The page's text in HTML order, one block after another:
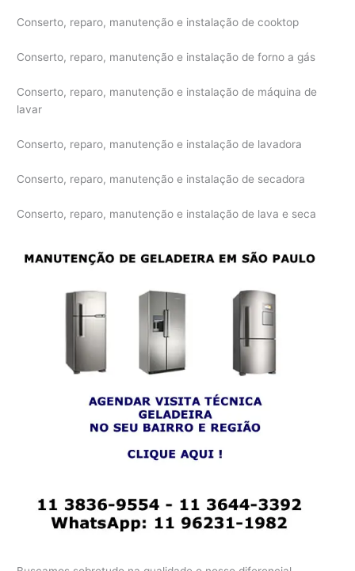
Conserto, reparo, manutenção e instalação de cooktop
Conserto, reparo, manutenção e instalação de forno a gás
Conserto, reparo, manutenção e instalação de máquina de
lavar
Conserto, reparo, manutenção e instalação de lavadora
Conserto, reparo, manutenção e instalação de secadora
Conserto, reparo, manutenção e instalação de lava e seca